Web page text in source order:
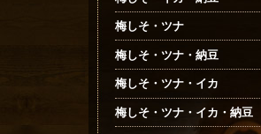
梅しそ・ツナ
梅しそ・ツナ・納豆
梅しそ・ツナ・イカ
梅しそ・ツナ・イカ・納豆